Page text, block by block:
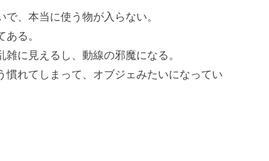
、本当に使う物が入らない。
る。
に見えるし、動線の邪魔になる。
れてしまって、オブジェみたいになってい